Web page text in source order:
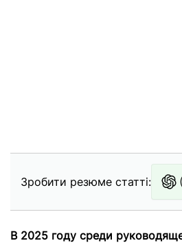
Зробити резюме статті:
В 2025 году среди